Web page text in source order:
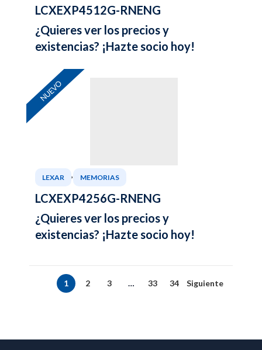
LCXEXP4512G-RNENG
¿Quieres ver los precios y
existencias? ¡Hazte socio hoy!
NUEVO
LEXAR , MEMORIAS
LCXEXP4256G-RNENG
¿Quieres ver los precios y
existencias? ¡Hazte socio hoy!
1 2 3 … 33 34 Siguiente